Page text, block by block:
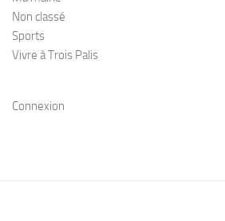
Non classé
Sports
Vivre à Trois Palis
Connexion